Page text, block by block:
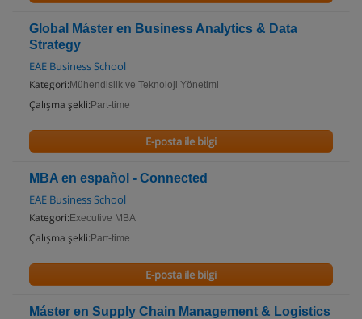
Global Máster en Business Analytics & Data
Strategy
EAE Business School
Kategori: Mühendislik ve Teknoloji Yönetimi
Çalışma şekli: Part-time
E-posta ile bilgi
MBA en español - Connected
EAE Business School
Kategori: Executive MBA
Çalışma şekli: Part-time
E-posta ile bilgi
Máster en Supply Chain Management & Logistics